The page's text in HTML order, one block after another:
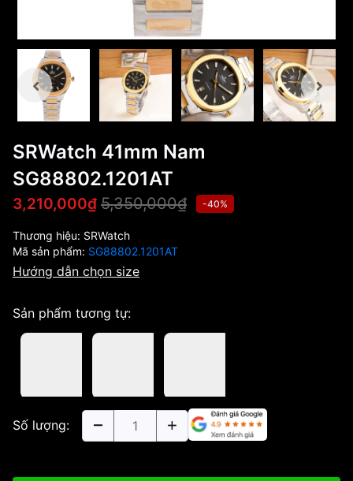
SRWatch 41mm Nam
SG88802.1201AT
3,210,000₫ 5,350,000₫ -40%
Thương hiệu: SRWatch
Mã sản phẩm: SG88802.1201AT
Hướng dẫn chọn size
Sản phẩm tương tự:
Số lượng: